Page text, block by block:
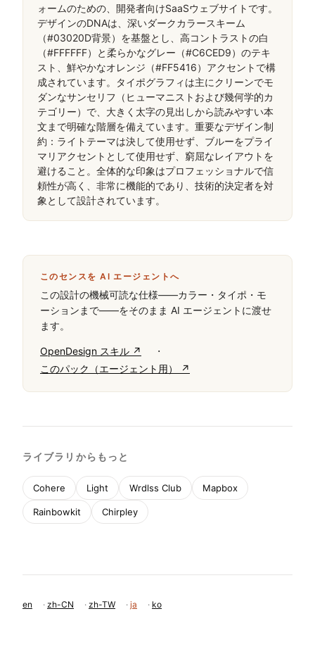
ォームのための、開発者向けSaaSウェブサイトです。
デザインのDNAは、深いダークカラースキーム
（#03020D背景）を基盤とし、高コントラストの白
（#FFFFFF）と柔らかなグレー（#C6CED9）のテキ
スト、鮮やかなオレンジ（#FF5416）アクセントで構
成されています。タイポグラフィは主にクリーンでモ
ダンなサンセリフ（ヒューマニストおよび幾何学的カ
テゴリー）で、大きく太字の見出しから読みやすい本
文まで明確な階層を備えています。重要なデザイン制
約：ライトテーマは決して使用せず、ブルーをプライ
マリアクセントとして使用せず、窮屈なレイアウトを
避けること。全体的な印象はプロフェッショナルで信
頼性が高く、非常に機能的であり、技術的決定者を対
象として設計されています。
このセンスを AI エージェントへ
この設計の機械可読な仕様——カラー・タイポ・モ
ーションまで——をそのまま AI エージェントに渡せ
ます。
OpenDesign スキル ↗ ·
このパック（エージェント用） ↗
ライブラリからもっと
Cohere Light Wrdlss Club Mapbox
Rainbowkit Chirpley
en · zh-CN · zh-TW · ja · ko